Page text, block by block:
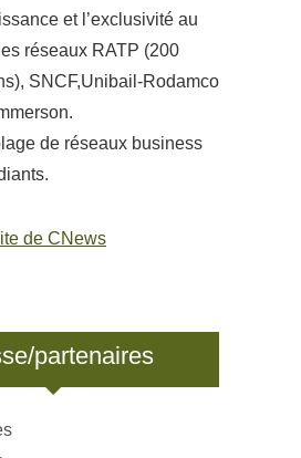
et l’exclusivité au
réseaux RATP (200
SNCF,Unibail-Rodamco
de réseaux business
de CNews
partenaires